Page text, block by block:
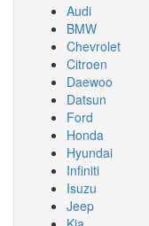
Audi
BMW
Chevrolet
Citroen
Daewoo
Datsun
Ford
Honda
Hyundai
Infiniti
Isuzu
Jeep